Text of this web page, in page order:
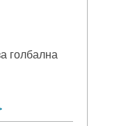
голбална